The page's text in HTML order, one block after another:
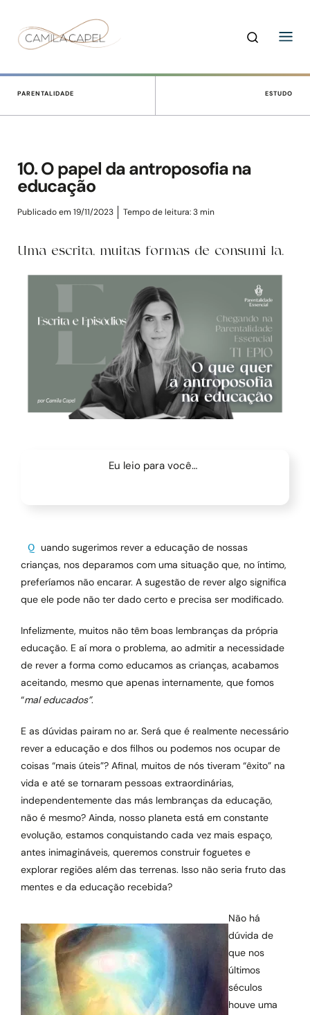
PARENTALIDADE ESTUDO
10. O papel da antroposofia na
educação
Publicado em 19/11/2023 Tempo de leitura: 3 min
Uma escrita, muitas formas de consumi-la.
Eu leio para você…
Quando sugerimos rever a educação de nossas
crianças, nos deparamos com uma situação que, no íntimo,
preferíamos não encarar. A sugestão de rever algo significa
que ele pode não ter dado certo e precisa ser modificado.
Infelizmente, muitos não têm boas lembranças da própria
educação. E aí mora o problema, ao admitir a necessidade
de rever a forma como educamos as crianças, acabamos
aceitando, mesmo que apenas internamente, que fomos
“mal educados”.
E as dúvidas pairam no ar. Será que é realmente necessário
rever a educação e dos filhos ou podemos nos ocupar de
coisas “mais úteis”? Afinal, muitos de nós tiveram “êxito” na
vida e até se tornaram pessoas extraordinárias,
independentemente das más lembranças da educação,
não é mesmo? Ainda, nosso planeta está em constante
evolução, estamos conquistando cada vez mais espaço,
antes inimagináveis, queremos construir foguetes e
explorar regiões além das terrenas. Isso não seria fruto das
mentes e da educação recebida?
Não há
dúvida de
que nos
últimos
séculos
houve uma